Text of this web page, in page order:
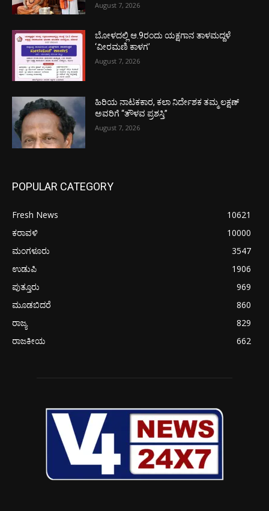
August 7, 2026
ಬೋಳದಲ್ಲಿ ಆ.9ರಂದು ಯಕ್ಷಗಾನ ತಾಳಮದ್ದಳೆ
‘ವೀರಮಣಿ ಕಾಳಗ’
August 7, 2026
ಹಿರಿಯ ನಾಟಕಕಾರ, ಕಲಾ ನಿರ್ದೇಶಕ ತಮ್ಮ ಲಕ್ಷಣ್
ಅವರಿಗೆ “ತೌಳವ ಪ್ರಶಸ್ತಿ”
August 7, 2026
POPULAR CATEGORY
Fresh News
10621
ಕರಾವಳಿ
10000
ಮಂಗಳೂರು
3547
ಉಡುಪಿ
1906
ಪುತ್ತೂರು
969
ಮೂಡಬಿದರೆ
860
ರಾಜ್ಯ
829
ರಾಜಕೀಯ
662